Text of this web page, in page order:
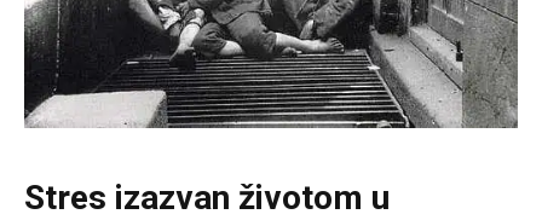
Stres izazvan životom u